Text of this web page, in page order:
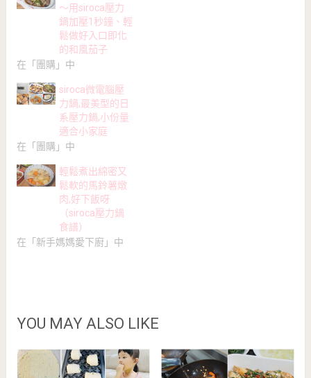
～用siroca壓力
鍋加壓1秒鐘、輕
鬆做好入口即化
的和風茄子
在「團購」中
siroca微電腦壓
力鍋,最美型的日
系壓力鍋,小份量
適合小家庭
在「團購」中
輕鬆煮出綿密又
鬆軟的馬鈴薯燉
肉,好下飯呀
（siroca壓力鍋
食譜）
在「新手媽媽愛下廚」中
YOU MAY ALSO LIKE